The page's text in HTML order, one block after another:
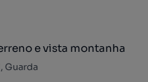
e vista montanha
Guarda